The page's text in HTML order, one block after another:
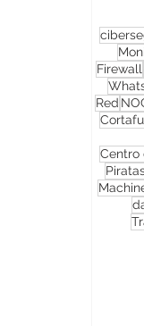
Firewall
Red
Centro